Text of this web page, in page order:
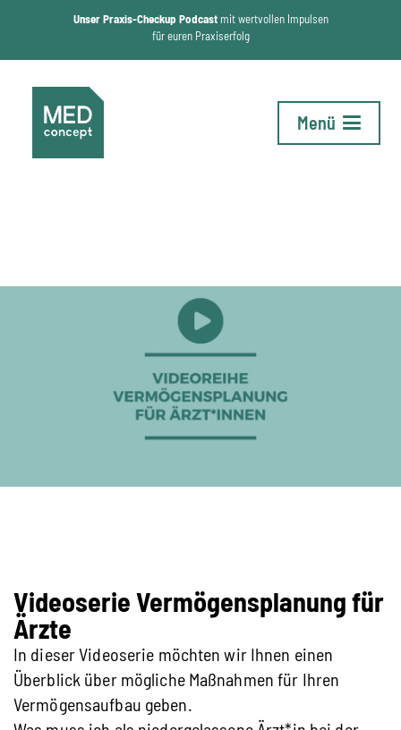
Unser Praxis-Checkup Podcastmit wertvollen Impulsen
für euren Praxiserfolg
Menü
Videoserie Vermögensplanung für
Ärzte
In dieser Videoserie möchten wir Ihnen einen
Überblick über mögliche Maßnahmen für Ihren
Vermögensaufbau geben.